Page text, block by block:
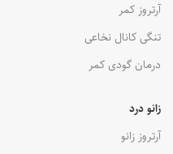
زانو درد
آرتروز زانو
آرتروز کمر
تنگی کانال نخاعی
درمان گودی کمر